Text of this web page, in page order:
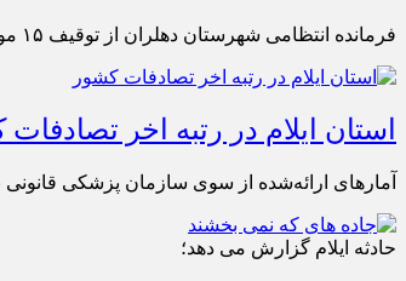
فرمانده انتظامی شهرستان دهلران از توقیف ۱۵ موتورسیکلت و ۲۱ دستگاه خودروی متخلف در راستای اجرای طرح ارتقاء امنیت اجتماعی در این شهرستان خبر داد.
استان ایلام در رتبه اخر تصادفات
آمارهای ارائه‌شده از سوی سازمان پزشکی قانونی نشان می‌دهد که در سال
حادثه ایلام گزارش می دهد؛